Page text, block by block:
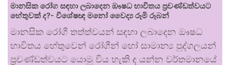
මානසික රෝග සඳහා ලබාදෙන ඖෂධ භාවිතය ප්‍රචණ්ඩත්වයට
හේතුවක් ද?- විශේෂඥ මනෝ වෛද්‍ය රූමි රූබන්
මානසික රෝගී තත්ත්වයන් සඳහා ලබාදෙන ඖෂධ
භාවිතය හේතුවෙන් රෝගීන් හෝ සාමාන්‍ය පුද්ගලයන්
ප්‍රචණ්ඩත්වයට යොමු විය හැකි ද යන්න වර්තමානයේ